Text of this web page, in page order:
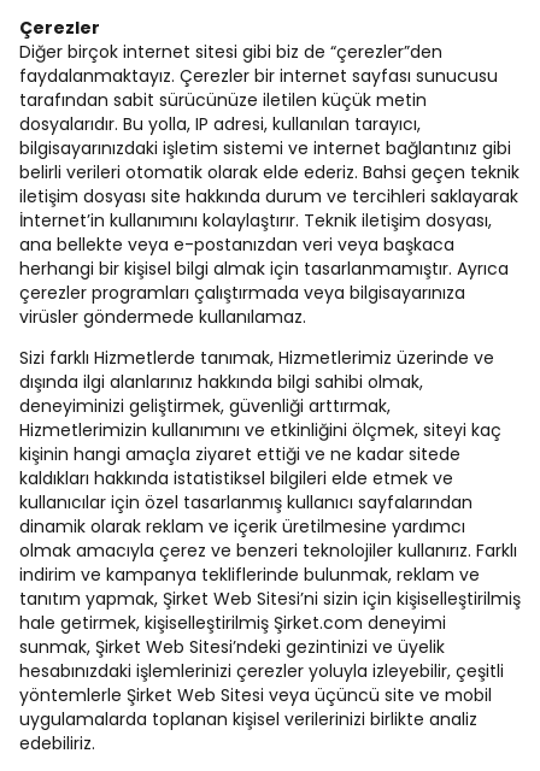
Çerezler
Diğer birçok internet sitesi gibi biz de “çerezler”den
faydalanmaktayız. Çerezler bir internet sayfası sunucusu
tarafından sabit sürücünüze iletilen küçük metin
dosyalarıdır. Bu yolla, IP adresi, kullanılan tarayıcı,
bilgisayarınızdaki işletim sistemi ve internet bağlantınız gibi
belirli verileri otomatik olarak elde ederiz. Bahsi geçen teknik
iletişim dosyası site hakkında durum ve tercihleri saklayarak
İnternet’in kullanımını kolaylaştırır. Teknik iletişim dosyası,
ana bellekte veya e-postanızdan veri veya başkaca
herhangi bir kişisel bilgi almak için tasarlanmamıştır. Ayrıca
çerezler programları çalıştırmada veya bilgisayarınıza
virüsler göndermede kullanılamaz.
Sizi farklı Hizmetlerde tanımak, Hizmetlerimiz üzerinde ve
dışında ilgi alanlarınız hakkında bilgi sahibi olmak,
deneyiminizi geliştirmek, güvenliği arttırmak,
Hizmetlerimizin kullanımını ve etkinliğini ölçmek, siteyi kaç
kişinin hangi amaçla ziyaret ettiği ve ne kadar sitede
kaldıkları hakkında istatistiksel bilgileri elde etmek ve
kullanıcılar için özel tasarlanmış kullanıcı sayfalarından
dinamik olarak reklam ve içerik üretilmesine yardımcı
olmak amacıyla çerez ve benzeri teknolojiler kullanırız. Farklı
indirim ve kampanya tekliflerinde bulunmak, reklam ve
tanıtım yapmak, Şirket Web Sitesi’ni sizin için kişiselleştirilmiş
hale getirmek, kişiselleştirilmiş Şirket.com deneyimi
sunmak, Şirket Web Sitesi’ndeki gezintinizi ve üyelik
hesabınızdaki işlemlerinizi çerezler yoluyla izleyebilir, çeşitli
yöntemlerle Şirket Web Sitesi veya üçüncü site ve mobil
uygulamalarda toplanan kişisel verilerinizi birlikte analiz
edebiliriz.